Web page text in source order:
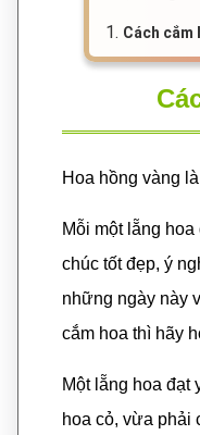
1. Cách cắm
Hoa hồng vàng
Mỗi một lẵng
chúc tốt đẹp, ý
những ngày này
cắm hoa thì hãy
Một lẵng hoa đạt
hoa cỏ, vừa phải